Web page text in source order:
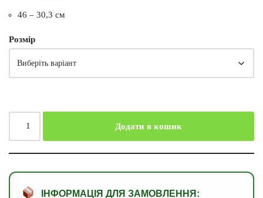
46 – 30,3 см
Розмір
Додати в кошик
ІНФОРМАЦІЯ ДЛЯ ЗАМОВЛЕННЯ: